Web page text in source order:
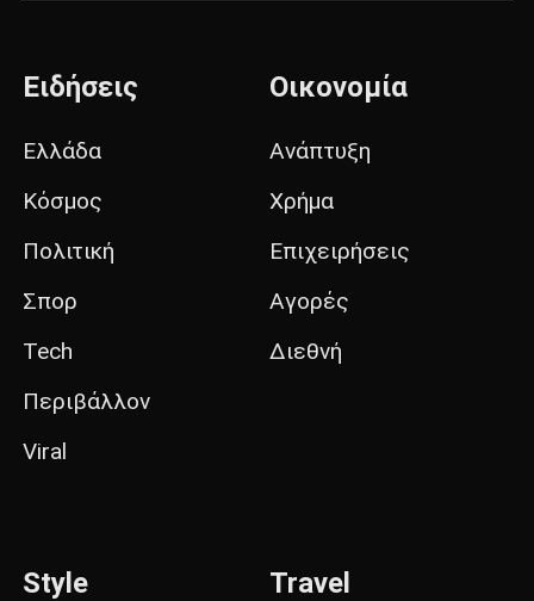
Ειδήσεις
Ελλάδα
Κόσμος
Πολιτική
Σπορ
Tech
Περιβάλλον
Viral
Οικονομία
Ανάπτυξη
Χρήμα
Επιχειρήσεις
Αγορές
Διεθνή
Style Travel